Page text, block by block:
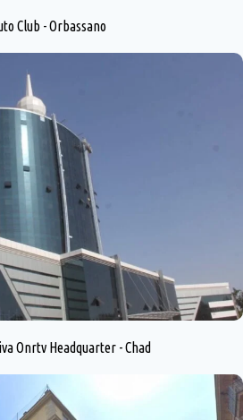
Club - Orbassano
Onrtv Headquarter - Chad